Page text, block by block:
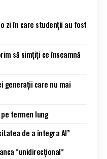
zi în care studenții au fost
să simțiți ce înseamnă
generații care nu mai
termen lung
de a integra AI”
”unidirecțional”